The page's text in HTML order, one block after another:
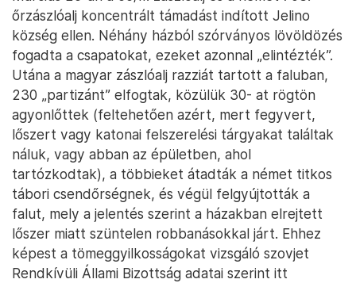
őrzászlóalj koncentrált támadást indított Jelino
község ellen. Néhány házból szórványos lövöldözés
fogadta a csapatokat, ezeket azonnal „elintézték”.
Utána a magyar zászlóalj razziát tartott a faluban,
230 „partizánt” elfogtak, közülük 30- at rögtön
agyonlőttek (feltehetően azért, mert fegyvert,
lőszert vagy katonai felszerelési tárgyakat találtak
náluk, vagy abban az épületben, ahol
tartózkodtak), a többieket átadták a német titkos
tábori csendőrségnek, és végül felgyújtották a
falut, mely a jelentés szerint a házakban elrejtett
lőszer miatt szüntelen robbanásokkal járt. Ehhez
képest a tömeggyilkosságokat vizsgáló szovjet
Rendkívüli Állami Bizottság adatai szerint itt